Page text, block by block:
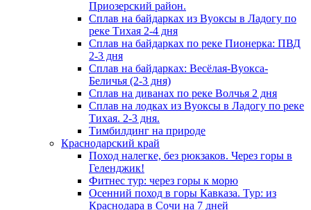
Приозерский район.
Сплав на байдарках из Вуоксы в Ладогу по
реке Тихая 2-4 дня
Сплав на байдарках по реке Пионерка: ПВД
2-3 дня
Сплав на байдарках: Весёлая-Вуокса-
Беличья (2-3 дня)
Сплав на диванах по реке Волчья 2 дня
Сплав на лодках из Вуоксы в Ладогу по реке
Тихая. 2-3 дня.
Тимбилдинг на природе
Краснодарский край
Поход налегке, без рюкзаков. Через горы в
Геленджик!
Фитнес тур: через горы к морю
Осенний поход в горы Кавказа. Тур: из
Краснодара в Сочи на 7 дней